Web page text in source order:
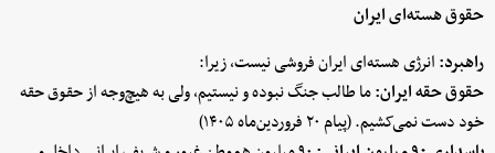
حقوق هسته‌ای ایران
راهبرد:انرژی هسته‌ای ایران فروشی نیست، زیرا:
حقوق حقه ایران:ما طالب جنگ نبوده و نیستیم، ولی به هیچ‌وجه از حقوق حقه
خود دست نمی‌کشیم. (پیام ۲۰ فروردین‌ماه ۱۴۰۵)